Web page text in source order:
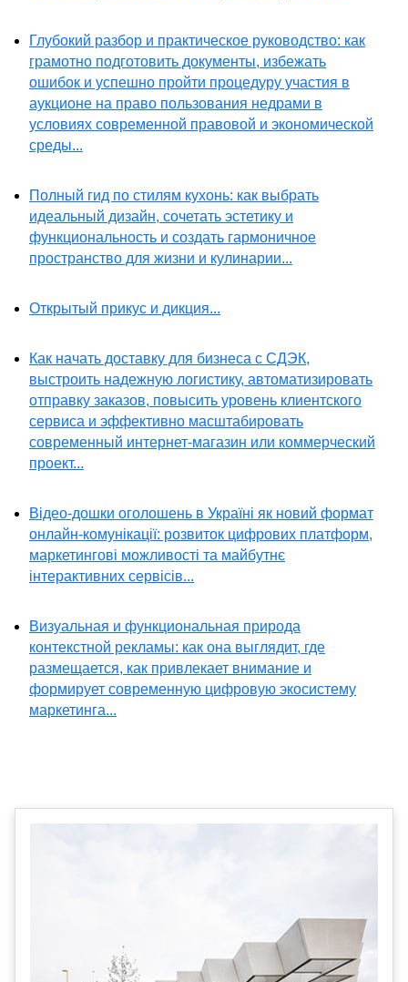
Глубокий разбор и практическое руководство: как
грамотно подготовить документы, избежать
ошибок и успешно пройти процедуру участия в
аукционе на право пользования недрами в
условиях современной правовой и экономической
среды...
Полный гид по стилям кухонь: как выбрать
идеальный дизайн, сочетать эстетику и
функциональность и создать гармоничное
пространство для жизни и кулинарии...
Открытый прикус и дикция...
Как начать доставку для бизнеса с СДЭК,
выстроить надежную логистику, автоматизировать
отправку заказов, повысить уровень клиентского
сервиса и эффективно масштабировать
современный интернет-магазин или коммерческий
проект...
Відео-дошки оголошень в Україні як новий формат
онлайн-комунікації: розвиток цифрових платформ,
маркетингові можливості та майбутнє
інтерактивних сервісів...
Визуальная и функциональная природа
контекстной рекламы: как она выглядит, где
размещается, как привлекает внимание и
формирует современную цифровую экосистему
маркетинга...